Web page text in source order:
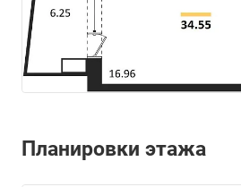
Планировки этажа